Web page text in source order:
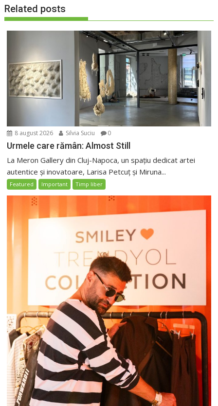
Related posts
8 august 2026 Silvia Suciu 0
Urmele care rămân: Almost Still
La Meron Gallery din Cluj-Napoca, un spațiu dedicat artei
autentice și inovatoare, Larisa Petcuț și Miruna...
Featured Important Timp liber